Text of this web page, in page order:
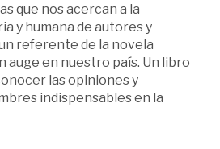
que nos acercan a la
y humana de autores y
referente de la novela
auge en nuestro país. Un libro
las opiniones y
indispensables en la